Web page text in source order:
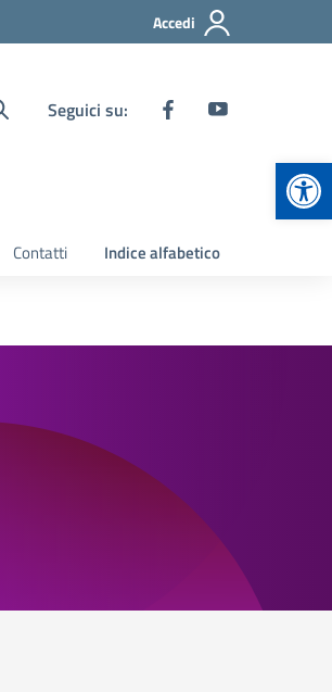
Accedi
Seguici su:
Contatti Indice alfabetico